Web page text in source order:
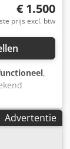
€ 1.500
prijs excl. btw
,
Advertentie